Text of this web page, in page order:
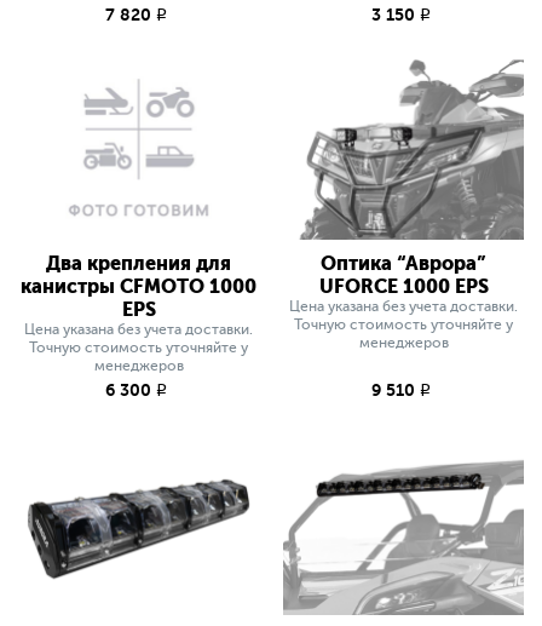
7 820 q 3 150 q
Два крепления для
канистры CFMOTO 1000
EPS
Цена указана без учета доставки.
Точную стоимость уточняйте у
менеджеров
6 300 q
Оптика “Аврора”
UFORCE 1000 EPS
Цена указана без учета доставки.
Точную стоимость уточняйте у
менеджеров
9 510 q